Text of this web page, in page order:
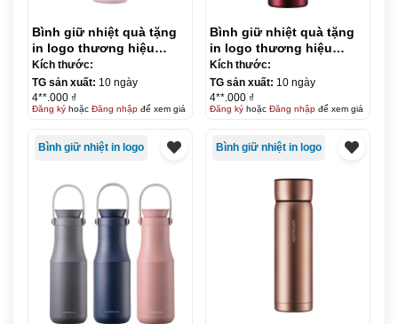
Bình giữ nhiệt quà tặng
in logo thương hiệu
LocknLock Belt Bottle
490ml KQ-BGN36
Kích thước:
TG sản xuất: 10 ngày
4**.000 ₫
Đăng kýhoặc Đăng nhậpđể xem giá
Bình giữ nhiệt quà tặng
in logo thương hiệu
LocknLock Metal Mortar
tumbler 700ml KQ-BGN37
Kích thước:
TG sản xuất: 10 ngày
4**.000 ₫
Đăng kýhoặc Đăng nhậpđể xem giá
Bình giữ nhiệt in logo Bình giữ nhiệt in logo